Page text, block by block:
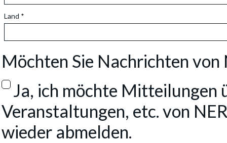
Land *
Möchten Sie Nachrichten von
Ja, ich möchte Mitteilungen
Veranstaltungen, etc. von
wieder abmelden.